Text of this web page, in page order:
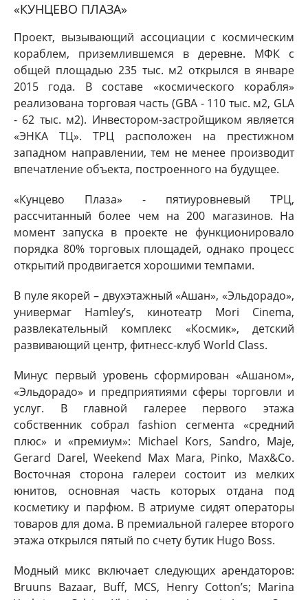
«КУНЦЕВО ПЛАЗА»
Проект, вызывающий ассоциации с космическим
кораблем, приземлившемся в деревне. МФК с
общей площадью 235 тыс. м2 открылся в январе
2015 года. В составе «космического корабля»
реализована торговая часть (GBA - 110 тыс. м2, GLA
- 62 тыс. м2). Инвестором-застройщиком является
«ЭНКА ТЦ». ТРЦ расположен на престижном
западном направлении, тем не менее производит
впечатление объекта, построенного на будущее.
«Кунцево Плаза» - пятиуровневый ТРЦ,
рассчитанный более чем на 200 магазинов. На
момент запуска в проекте не функционировало
порядка 80% торговых площадей, однако процесс
открытий продвигается хорошими темпами.
В пуле якорей – двухэтажный «Ашан», «Эльдорадо»,
универмаг Hamley’s, кинотеатр Mori Cinema,
развлекательный комплекс «Космик», детский
развивающий центр, фитнесс-клуб World Class.
Минус первый уровень сформирован «Ашаном»,
«Эльдорадо» и предприятиями сферы торговли и
услуг. В главной галерее первого этажа
собственник собрал fashion сегмента «средний
плюс» и «премиум»: Michael Kors, Sandro, Maje,
Gerard Darel, Weekend Max Mara, Pinko, Max&Co.
Восточная сторона галереи состоит из мелких
юнитов, основная часть которых отдана под
косметику и парфюм. В атриуме сидят операторы
товаров для дома. В премиальной галерее второго
этажа открылся пятый по счету бутик Hugo Boss.
Модный микс включает следующих арендаторов:
Bruuns Bazaar, Buff, MCS, Henry Cotton’s; Marina